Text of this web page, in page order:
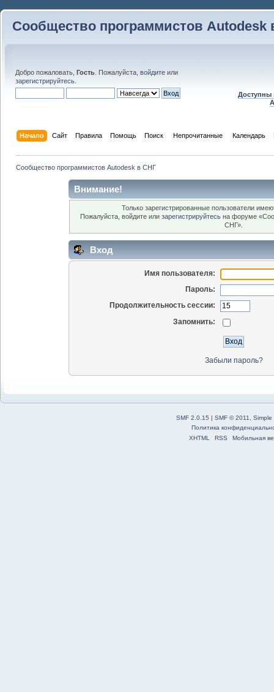
Сообщество программистов Autodesk
Добро пожаловать, Гость . Пожалуйста, войдите или
зарегистрируйтесь
Доступны
Начало Сайт Правила Помощь Поиск Непрочитанные Календарь
Сообщество программистов Autodesk в СНГ
Внимание!
Только зарегистрированные пользователи
Пожалуйста, войдите или зарегистрируйтесь на форуме
СНГ».
Вход
Имя пользователя:
Пароль:
Продолжительность сессии:
Запомнить:
Забыли пароль?
SMF 2.0.15 | SMF © 2011
Simple
Политика
XHTML
RSS Мобильная